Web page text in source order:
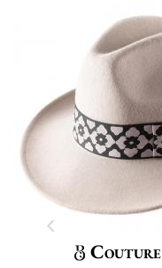
Couture